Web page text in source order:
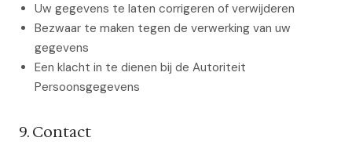
Uw gegevens te laten corrigeren of verwijderen
Bezwaar te maken tegen de verwerking van uw
gegevens
Een klacht in te dienen bij de Autoriteit
Persoonsgegevens
9. Contact